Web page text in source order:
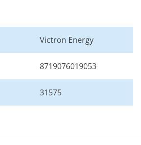
Victron Energy
8719076019053
31575